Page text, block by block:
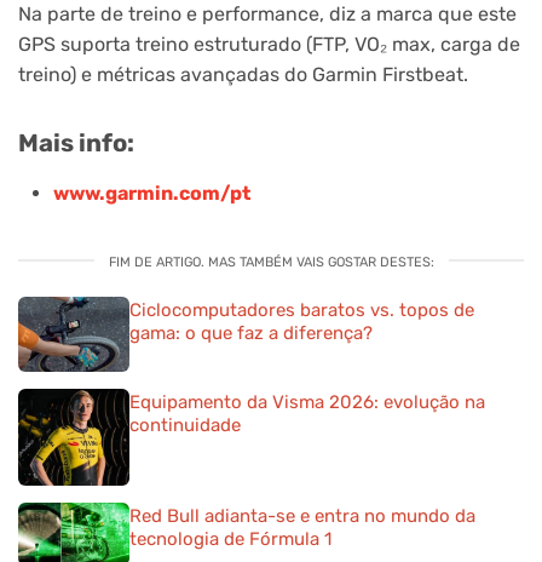
Na parte de treino e performance, diz a marca que este
GPS suporta treino estruturado (FTP, VO₂ max, carga de
treino) e métricas avançadas do Garmin Firstbeat.
Mais info:
www.garmin.com/pt
FIM DE ARTIGO. MAS TAMBÉM VAIS GOSTAR DESTES:
Ciclocomputadores baratos vs. topos de
gama: o que faz a diferença?
Equipamento da Visma 2026: evolução na
continuidade
Red Bull adianta-se e entra no mundo da
tecnologia de Fórmula 1